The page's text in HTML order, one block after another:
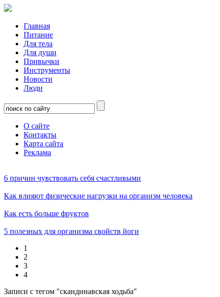
Главная
Питание
Для тела
Для души
Привычки
Инструменты
Новости
Люди
О сайте
Контакты
Карта сайта
Реклама
6 причин чувствовать себя счастливыми
Как влияют физические нагрузки на организм человека
Как есть больше фруктов
5 полезных для организма свойств йоги
1
2
3
4
Записи с тегом "скандинавская ходьба"